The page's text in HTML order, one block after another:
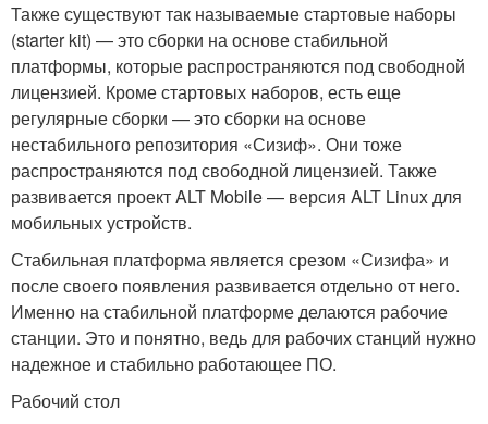
Также существуют так называемые стартовые наборы
(starter kit) — это сборки на основе стабильной
платформы, которые распространяются под свободной
лицензией. Кроме стартовых наборов, есть еще
регулярные сборки — это сборки на основе
нестабильного репозитория «Сизиф». Они тоже
распространяются под свободной лицензией. Также
развивается проект ALT Mobile — версия ALT Linux для
мобильных устройств.
Стабильная платформа является срезом «Сизифа» и
после своего появления развивается отдельно от него.
Именно на стабильной платформе делаются рабочие
станции. Это и понятно, ведь для рабочих станций нужно
надежное и стабильно работающее ПО.
Рабочий стол